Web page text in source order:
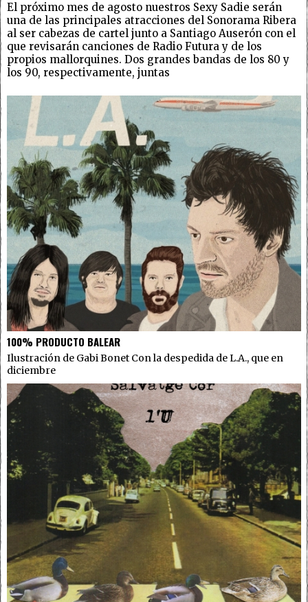
El próximo mes de agosto nuestros Sexy Sadie serán
una de las principales atracciones del Sonorama Ribera
al ser cabezas de cartel junto a Santiago Auserón con el
que revisarán canciones de Radio Futura y de los
propios mallorquines. Dos grandes bandas de los 80 y
los 90, respectivamente, juntas
100% PRODUCTO BALEAR
Ilustración de Gabi Bonet Con la despedida de L.A., que en
diciembre